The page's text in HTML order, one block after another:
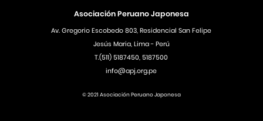
Asociación Peruano Japonesa
Av. Gregorio Escobedo 803, Residencial San Felipe
Jesús Maria, Lima - Perú
T.(511) 5187450, 5187500
info@apj.org.pe
© 2021 Asociación Peruano Japonesa